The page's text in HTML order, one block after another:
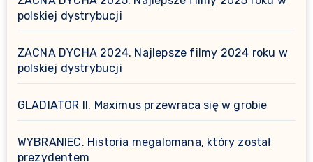
polskiej dystrybucji
ZACNA DYCHA 2024. Najlepsze filmy 2024 roku w
polskiej dystrybucji
GLADIATOR II. Maximus przewraca się w grobie
WYBRANIEC. Historia megalomana, który został
prezydentem